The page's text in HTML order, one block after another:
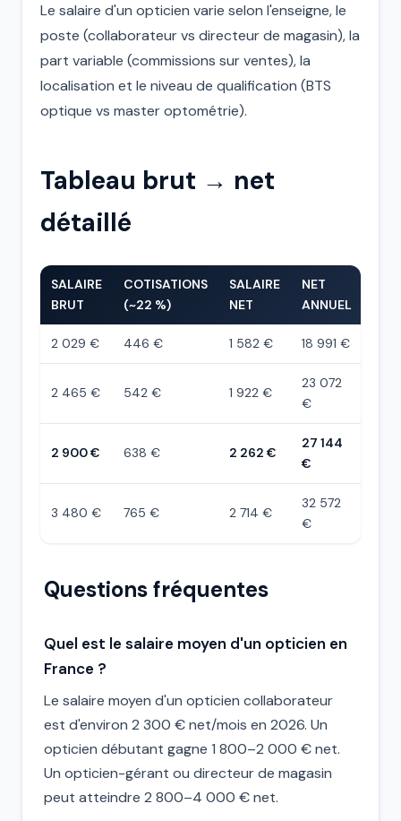
Le salaire d'un opticien varie selon l'enseigne, le
poste (collaborateur vs directeur de magasin), la
part variable (commissions sur ventes), la
localisation et le niveau de qualification (BTS
optique vs master optométrie).
Tableau brut → net
détaillé
SALAIRE
BRUT
COTISATIONS
(~22 %)
SALAIRE
NET
NET
ANNUEL
2 029 € 446 € 1 582 € 18 991 €
2 465 € 542 € 1 922 €
23 072
€
2 900 € 638 € 2 262 €
27 144
€
3 480 € 765 € 2 714 €
32 572
€
Questions fréquentes
Quel est le salaire moyen d'un opticien en
France ?
Le salaire moyen d'un opticien collaborateur
est d'environ 2 300 € net/mois en 2026. Un
opticien débutant gagne 1 800–2 000 € net.
Un opticien-gérant ou directeur de magasin
peut atteindre 2 800–4 000 € net.